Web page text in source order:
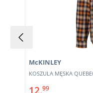
KOSZULA MĘSKA
McKINLEY
12,99